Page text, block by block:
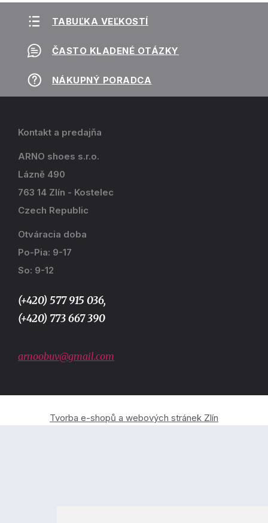
TABUĽKA VEĽKOSTÍ
ČASTO KLADENÉ OTÁZKY
NÁKUPNÝ PORADCA
Kontakt a predajňa
ARNO shoes s.r.o.
Lázně 490
763 14 Zlín - Kostelec
Czech Republic
Otváracia doba
Po-Pia: 9-17
So: 9-12
(+420) 577 915 036,
(+420) 773 667 390
arnoobuv@gmail.com
Tvorba e-shopů a webových stránek Zlín